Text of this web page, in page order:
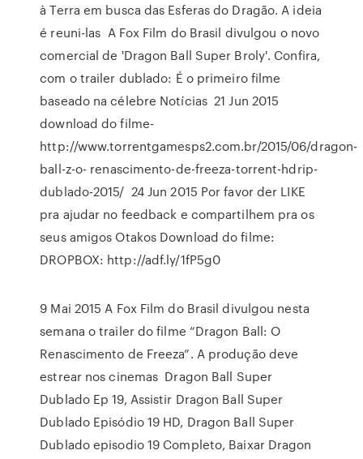
à Terra em busca das Esferas do Dragão. A ideia
é reuni-las A Fox Film do Brasil divulgou o novo
comercial de 'Dragon Ball Super Broly'. Confira,
com o trailer dublado: É o primeiro filme
baseado na célebre Notícias 21 Jun 2015
download do filme-
http://www.torrentgamesps2.com.br/2015/06/dragon-
ball-z-o- renascimento-de-freeza-torrent-hdrip-
dublado-2015/ 24 Jun 2015 Por favor der LIKE
pra ajudar no feedback e compartilhem pra os
seus amigos Otakos Download do filme:
DROPBOX: http://adf.ly/1fP5g0
9 Mai 2015 A Fox Film do Brasil divulgou nesta
semana o trailer do filme “Dragon Ball: O
Renascimento de Freeza”. A produção deve
estrear nos cinemas Dragon Ball Super
Dublado Ep 19, Assistir Dragon Ball Super
Dublado Episódio 19 HD, Dragon Ball Super
Dublado episodio 19 Completo, Baixar Dragon